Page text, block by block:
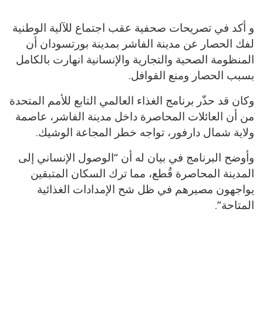
و أكد في تصريحات صحفية عقب اجتماع للآلية الوطنية
لفك الحصار عن مدينة الفاشر بمدينة بورتسودان أن
المنظومة الصحية والتجارية والإنسانية انهارت بالكامل
بسبب الحصار ومنع القوافل.
وكان قد حذّر برنامج الغذاء العالمي التابع للأمم المتحدة
من أن العائلات المحاصرة داخل مدينة الفاشر، عاصمة
ولاية شمال دارفور، تواجه خطر المجاعة الوشيك.
وأوضح البرنامج في بيان له أن “الوصول الإنساني إلى
المدينة المحاصرة قُطع، مما ترك السكان المتبقين
يواجهون مصيرهم في ظل شح الإمدادات الغذائية
المتاحة”.